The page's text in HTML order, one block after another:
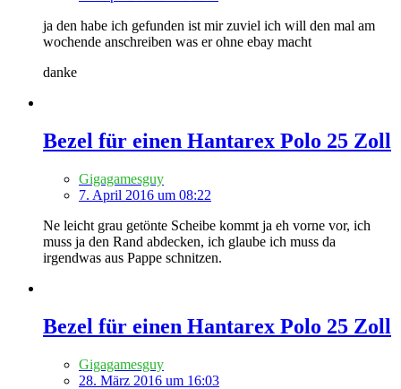
ja den habe ich gefunden ist mir zuviel ich will den mal am
wochende anschreiben was er ohne ebay macht
danke
Bezel für einen Hantarex Polo 25 Zoll
Gigagamesguy
7. April 2016 um 08:22
Ne leicht grau getönte Scheibe kommt ja eh vorne vor, ich
muss ja den Rand abdecken, ich glaube ich muss da
irgendwas aus Pappe schnitzen.
Bezel für einen Hantarex Polo 25 Zoll
Gigagamesguy
28. März 2016 um 16:03